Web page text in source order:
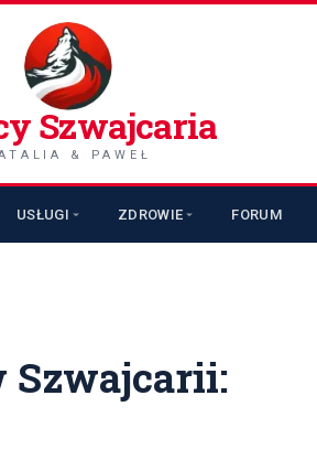
Szwajcaria
& PAWEŁ
USŁUGI ZDROWIE FORUM
Szwajcarii: